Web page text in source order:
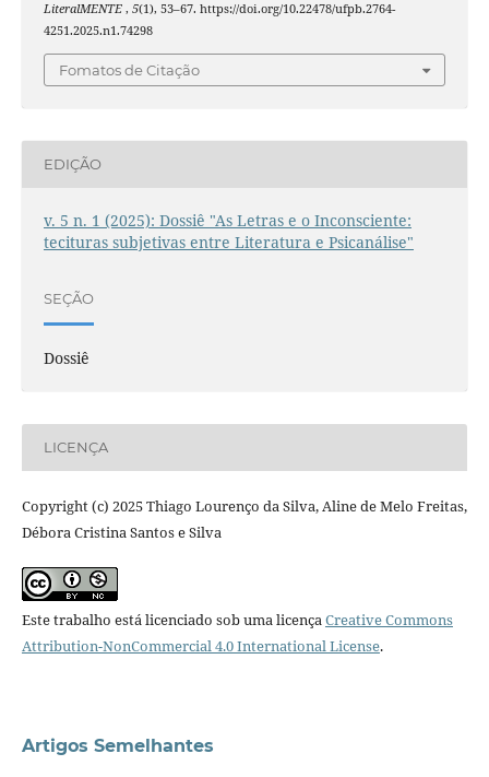
LiteralMENTE , 5(1), 53–67. https://doi.org/10.22478/ufpb.2764-
4251.2025.n1.74298
Fomatos de Citação
EDIÇÃO
v. 5 n. 1 (2025): Dossiê "As Letras e o Inconsciente:
tecituras subjetivas entre Literatura e Psicanálise"
SEÇÃO
Dossiê
LICENÇA
Copyright (c) 2025 Thiago Lourenço da Silva, Aline de Melo Freitas,
Débora Cristina Santos e Silva
Este trabalho está licenciado sob uma licençaCreative Commons
Attribution-NonCommercial 4.0 International License.
Artigos Semelhantes